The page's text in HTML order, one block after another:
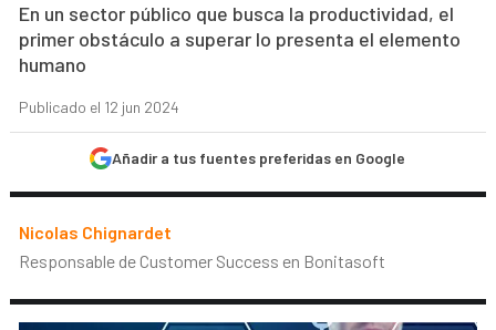
En un sector público que busca la productividad, el
primer obstáculo a superar lo presenta el elemento
humano
Publicado el 12 jun 2024
Añadir a tus fuentes preferidas en Google
Nicolas Chignardet
Responsable de Customer Success en Bonitasoft